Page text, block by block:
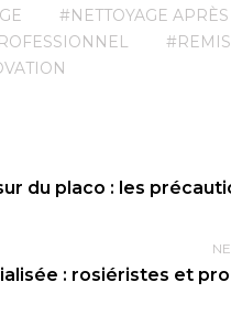
#NETTOYAGE APRÈS
du placo : les
: rosiéristes et